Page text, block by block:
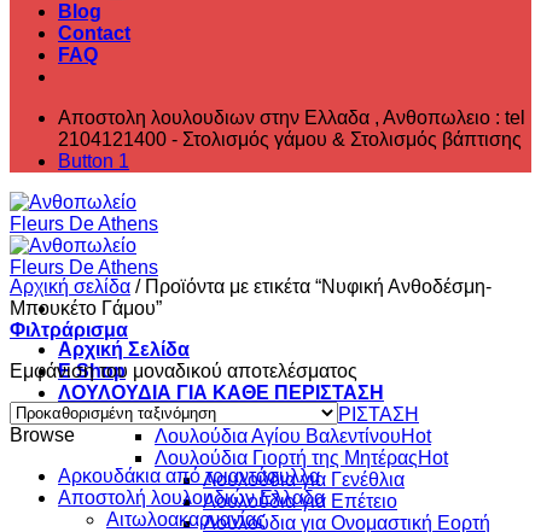
Blog
Contact
FAQ
Αποστολη λουλουδιων στην Ελλαδα , ‎Ανθοπωλειο : tel
2104121400 - Στολισμός γάμου & Στολισμός βάπτισης
Button 1
Αρχική Σελίδα
E Shop
ΛΟΥΛΟΥΔΙΑ ΓΙΑ ΚΑΘΕ ΠΕΡΙΣΤΑΣΗ
ΛΟΥΛΟΥΔΙΑ ΓΙΑ ΚΑΘΕ ΠΕΡΙΣΤΑΣΗ
Λουλούδια Αγίου Βαλεντίνου
Λουλούδια Γιορτή της Μητέρας
Λουλούδια για Γενέθλια
Λουλούδια για Επέτειο
Λουλούδια για Ονομαστική Εορτή
Αρχική σελίδα /Προϊόντα με ετικέτα “Νυφική Ανθοδέσμη-
Μπουκέτο Γάμου”
Φιλτράρισμα
Εμφάνιση του μοναδικού αποτελέσματος
Browse
Aρκουδάκια από τριαντάφυλλα
Αποστολή λουλουδιών Ελλαδα
Αιτωλοακαρνανίας